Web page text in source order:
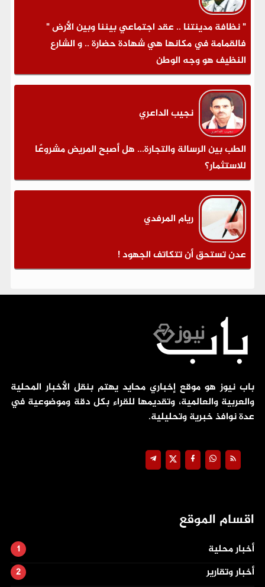
" نظافة مدينتنا .. عقد اجتماعي بيننا وبين الأرض "
فالقمامة في مكانها هي شهادة حضارة .. و الشارع
النظيف هو وجه الوطن
نجيب الداعري
الطب بين الرسالة والتجارة... هل أصبح المريض مشروعًا
للاستثمار؟
ريام المرفدي
عدن تستحق أن تتكاتف الجهود !
باب نيوز هو موقع إخباري محايد يهتم بنقل الأخبار المحلية
والعربية والعالمية، وتقديمها للقراء بكل دقة وموضوعية في
عدة نوافذ خبرية وتحليلية.
اقسام الموقع
أخبار محلية
أخبار وتقارير